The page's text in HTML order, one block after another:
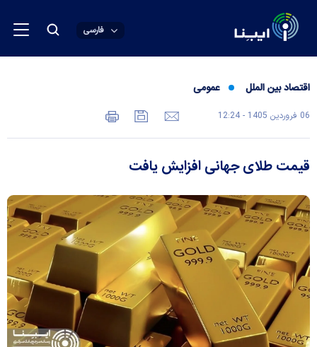
فارسی
اقتصاد بین الملل عمومی
06 فروردين 1405 - 12:24
قیمت طلای جهانی افزایش یافت